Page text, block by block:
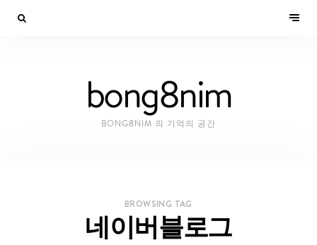
bong8nim
BONG8NIM 의 기억의 공간
BROWSING TAG
네이버블로그